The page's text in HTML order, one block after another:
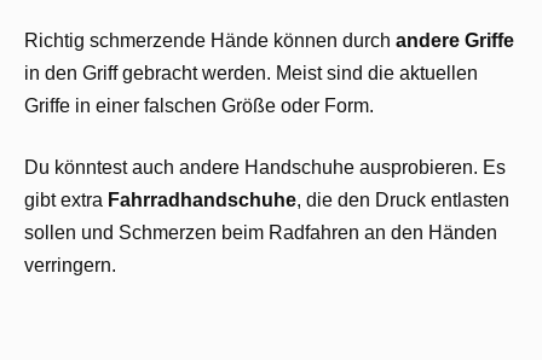
Richtig schmerzende Hände können durch andere Griffe
in den Griff gebracht werden. Meist sind die aktuellen
Griffe in einer falschen Größe oder Form.
Du könntest auch andere Handschuhe ausprobieren. Es
gibt extra Fahrradhandschuhe, die den Druck entlasten
sollen und Schmerzen beim Radfahren an den Händen
verringern.